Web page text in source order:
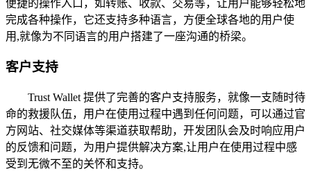
便捷的操作入口，如转账、收款、交易等，让用户能够轻松地
完成各种操作，它还支持多种语言，方便全球各地的用户使
用,就像为不同语言的用户搭建了一座沟通的桥梁。
客户支持
Trust Wallet 提供了完善的客户支持服务，就像一支随时待
命的救援队伍，用户在使用过程中遇到任何问题，可以通过官
方网站、社交媒体等渠道获取帮助，开发团队会及时响应用户
的反馈和问题，为用户提供解决方案,让用户在使用过程中感
受到无微不至的关怀和支持。